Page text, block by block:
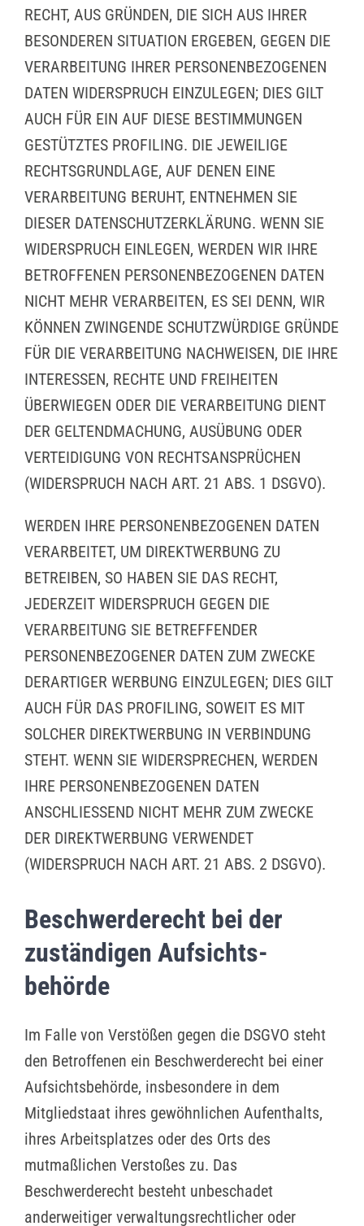
RECHT, AUS GRÜNDEN, DIE SICH AUS IHRER
BESONDEREN SITUATION ERGEBEN, GEGEN DIE
VERARBEITUNG IHRER PERSONENBEZOGENEN
DATEN WIDERSPRUCH EINZULEGEN; DIES GILT
AUCH FÜR EIN AUF DIESE BESTIMMUNGEN
GESTÜTZTES PROFILING. DIE JEWEILIGE
RECHTSGRUNDLAGE, AUF DENEN EINE
VERARBEITUNG BERUHT, ENTNEHMEN SIE
DIESER DATENSCHUTZERKLÄRUNG. WENN SIE
WIDERSPRUCH EINLEGEN, WERDEN WIR IHRE
BETROFFENEN PERSONENBEZOGENEN DATEN
NICHT MEHR VERARBEITEN, ES SEI DENN, WIR
KÖNNEN ZWINGENDE SCHUTZWÜRDIGE GRÜNDE
FÜR DIE VERARBEITUNG NACHWEISEN, DIE IHRE
INTERESSEN, RECHTE UND FREIHEITEN
ÜBERWIEGEN ODER DIE VERARBEITUNG DIENT
DER GELTENDMACHUNG, AUSÜBUNG ODER
VERTEIDIGUNG VON RECHTSANSPRÜCHEN
(WIDERSPRUCH NACH ART. 21 ABS. 1 DSGVO).
WERDEN IHRE PERSONENBEZOGENEN DATEN
VERARBEITET, UM DIREKTWERBUNG ZU
BETREIBEN, SO HABEN SIE DAS RECHT,
JEDERZEIT WIDERSPRUCH GEGEN DIE
VERARBEITUNG SIE BETREFFENDER
PERSONENBEZOGENER DATEN ZUM ZWECKE
DERARTIGER WERBUNG EINZULEGEN; DIES GILT
AUCH FÜR DAS PROFILING, SOWEIT ES MIT
SOLCHER DIREKTWERBUNG IN VERBINDUNG
STEHT. WENN SIE WIDERSPRECHEN, WERDEN
IHRE PERSONENBEZOGENEN DATEN
ANSCHLIESSEND NICHT MEHR ZUM ZWECKE
DER DIREKTWERBUNG VERWENDET
(WIDERSPRUCH NACH ART. 21 ABS. 2 DSGVO).
Beschwerde­recht bei der
zuständigen Aufsichts­
behörde
Im Falle von Verstößen gegen die DSGVO steht
den Betroffenen ein Beschwerderecht bei einer
Aufsichtsbehörde, insbesondere in dem
Mitgliedstaat ihres gewöhnlichen Aufenthalts,
ihres Arbeitsplatzes oder des Orts des
mutmaßlichen Verstoßes zu. Das
Beschwerderecht besteht unbeschadet
anderweitiger verwaltungsrechtlicher oder